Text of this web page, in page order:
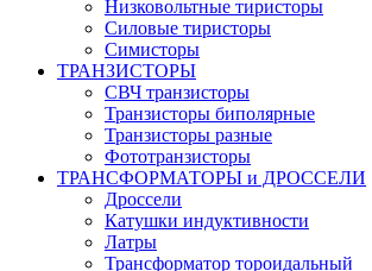
Низковольтные тиристоры
Силовые тиристоры
Симисторы
ТРАНЗИСТОРЫ
СВЧ транзисторы
Транзисторы биполярные
Транзисторы разные
Фототранзисторы
ТРАНСФОРМАТОРЫ и ДРОССЕЛИ
Дроссели
Катушки индуктивности
Латры
Трансформатор тороидальный